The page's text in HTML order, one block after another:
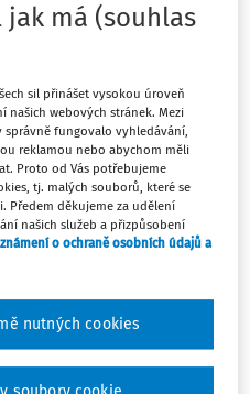
Pokud se u dítěte
vždy se začne řešit,
Rodiče jsou pak
i česky. To je typické
psychologů by se však
- dítě by mělo být
jazyce. Všechny děti se
češtinu osvojují v odlišném
celému procesu, bilingvní
jazykově srovná a posléze
pomáhá překonávat
mluví více jazyky, tak je v
Málokterý učitel si
jak má (souhlas
sil přinášet vysokou úroveň
webových stránek. Mezi
fungovalo vyhledávání,
reklamou nebo abychom měli
Proto od Vás potřebujeme
tj. malých souborů, které se
Předem děkujeme za udělení
našich služeb a přizpůsobení
o ochraně osobních údajů a
nutných cookies